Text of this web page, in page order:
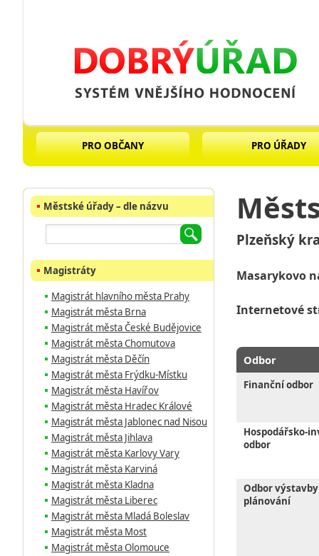
PRO OBČANY PRO ÚŘADY
Městské úřady – dle názvu
Magistráty
Magistrát hlavního města Prahy
Magistrát města Brna
Magistrát města České Budějovice
Magistrát města Chomutova
Magistrát města Děčín
Magistrát města Frýdku-Místku
Magistrát města Havířov
Magistrát města Hradec Králové
Magistrát města Jablonec nad Nisou
Magistrát města Jihlava
Magistrát města Karlovy Vary
Magistrát města Karviná
Magistrát města Kladna
Magistrát města Liberec
Magistrát města Mladá Boleslav
Magistrát města Most
Magistrát města Olomouce
Plzeňský
Masarykovo
Internetové
Odbor
Finanční odbor
Hospodářsko-
odbor
Odbor
plánování